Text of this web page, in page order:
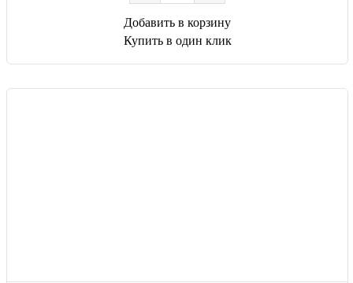
Добавить в корзину
Купить в один клик